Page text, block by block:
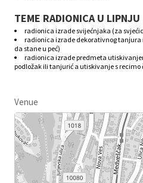
TEME RADIONICA U LIPNJU
radionica izrade svijećnjaka (za
radionica izrade dekorativnog
da stane u peć)
radionica izrade predmeta
podložak ili tanjurić a utiskivanje s
Venue